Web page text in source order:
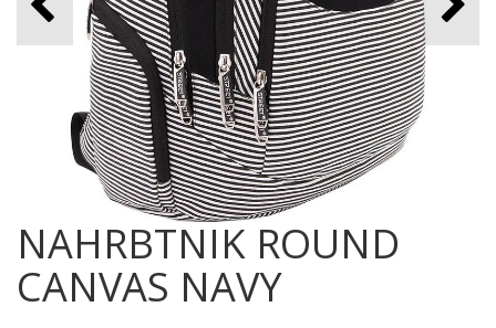
NAHRBTNIK ROUND
CANVAS NAVY